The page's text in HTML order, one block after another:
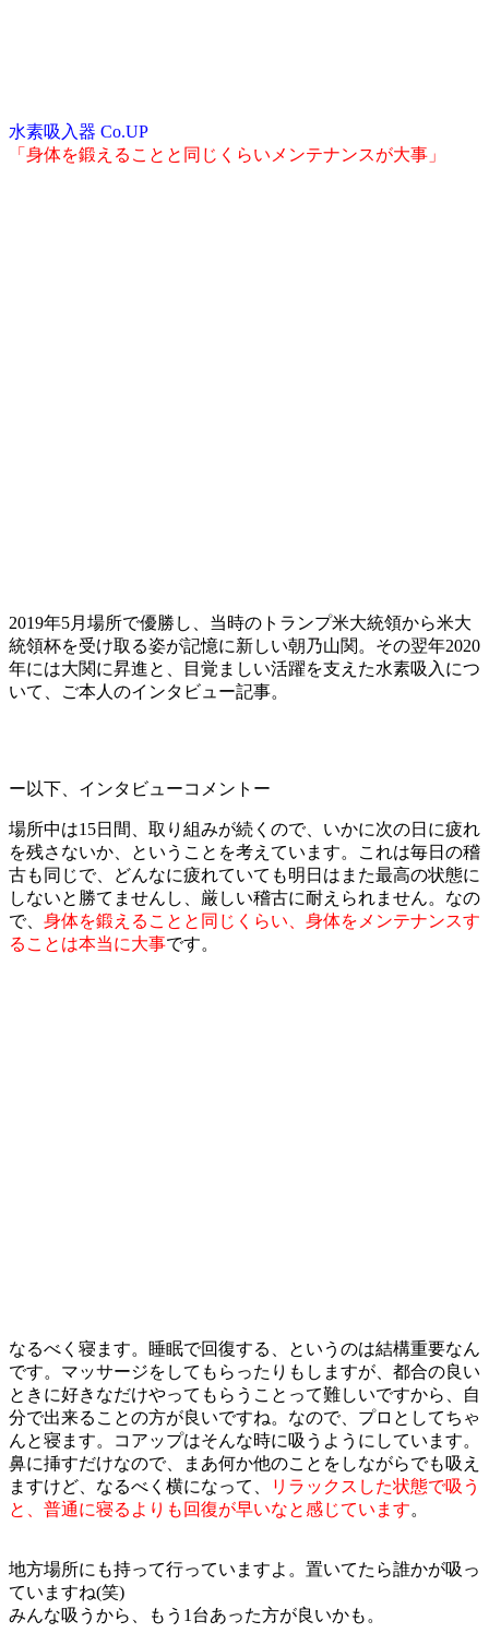
水素吸入器 Co.UP
「身体を鍛えることと同じくらいメンテナンスが大事」
2019年5月場所で優勝し、当時のトランプ米大統領から米大
統領杯を受け取る姿が記憶に新しい朝乃山関。その翌年2020
年には大関に昇進と、目覚ましい活躍を支えた水素吸入につ
いて、ご本人のインタビュー記事。
ー以下、インタビューコメントー
場所中は15日間、取り組みが続くので、いかに次の日に疲れ
を残さないか、ということを考えています。これは毎日の稽
古も同じで、どんなに疲れていても明日はまた最高の状態に
しないと勝てませんし、厳しい稽古に耐えられません。なの
で、 身体を鍛えることと同じくらい、身体をメンテナンスす
ることは本当に大事です。
なるべく寝ます。睡眠で回復する、というのは結構重要なん
です。マッサージをしてもらったりもしますが、都合の良い
ときに好きなだけやってもらうことって難しいですから、自
分で出来ることの方が良いですね。なので、プロとしてちゃ
んと寝ます。コアップはそんな時に吸うようにしています。
鼻に挿すだけなので、まあ何か他のことをしながらでも吸え
ますけど、なるべく横になって、
リラックスした状態で吸う
と、普通に寝るよりも回復が早いなと感じています。
地方場所にも持って行っていますよ。置いてたら誰かが吸っ
ていますね(笑)
みんな吸うから、もう1台あった方が良いかも。